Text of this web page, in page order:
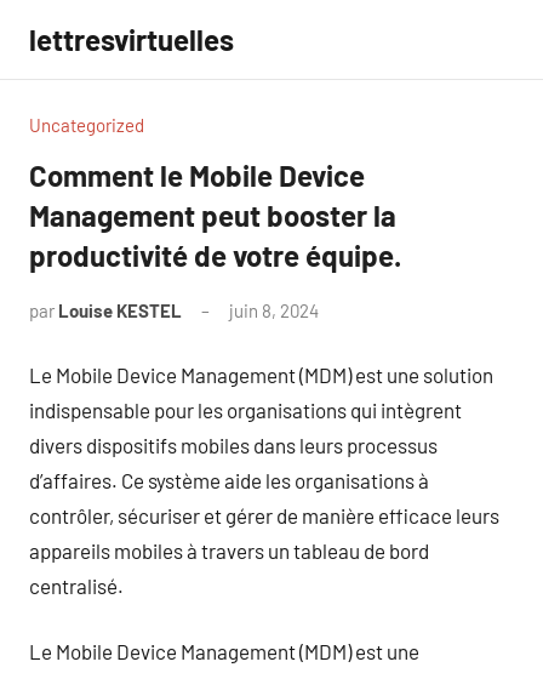
contenu
lettresvirtuelles
Uncategorized
Comment le Mobile Device
Management peut booster la
productivité de votre équipe.
par Louise KESTEL juin 8, 2024
Le Mobile Device Management (MDM) est une solution
indispensable pour les organisations qui intègrent
divers dispositifs mobiles dans leurs processus
d’affaires. Ce système aide les organisations à
contrôler, sécuriser et gérer de manière efficace leurs
appareils mobiles à travers un tableau de bord
centralisé.
Le Mobile Device Management (MDM) est une